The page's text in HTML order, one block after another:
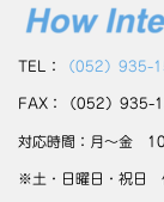
TEL： （052）935-
FAX：（052）935-
対応時間：月～金
※土・日曜日・祝日